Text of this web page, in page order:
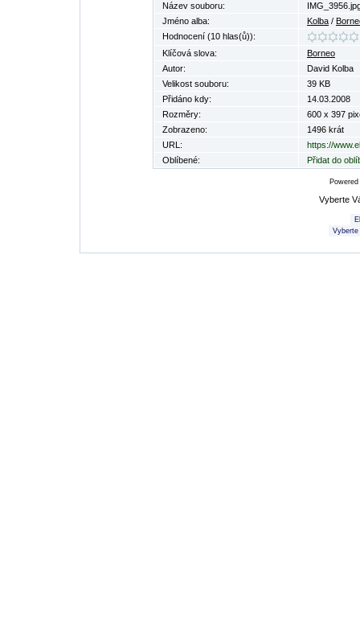
Název souboru:
Jméno alba:
Kolba /
Hodnocení (10 hlas(ů)):
Klíčová slova:
Borneo
Autor:
David Kolba
Velikost souboru:
39 KB
Přidáno kdy:
14.03.2008
Rozměry:
600 x 397
Zobrazeno:
1496 krát
URL:
https://
Oblíbené:
Přidat do
Vyberte